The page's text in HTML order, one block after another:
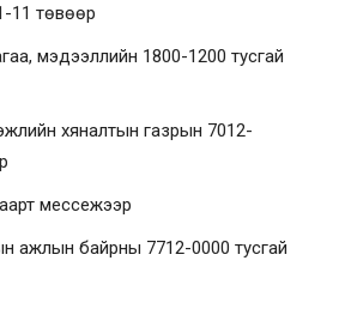
11 төвөөр
мэдээллийн 1800-1200 тусгай
хяналтын газрын 7012-
мессежээр
ажлын байрны 7712-0000 тусгай